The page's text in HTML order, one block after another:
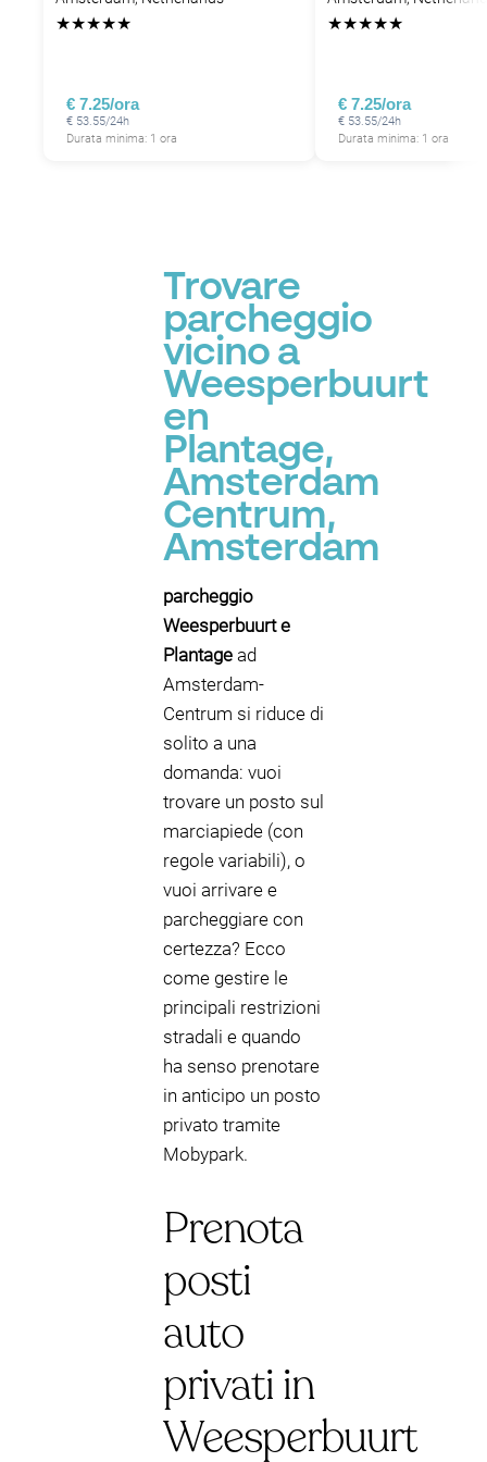
★★★★★
€ 7.25/ora
€ 53.55/24h
Durata minima: 1 ora
★★★★★
€ 7.25/ora
€ 53.55/24h
Durata minima: 1 ora
Trovare
parcheggio
vicino a
Weesperbuurt
en
Plantage,
Amsterdam
Centrum,
Amsterdam
parcheggio
Weesperbuurt e
Plantage ad
Amsterdam-
Centrum si riduce di
solito a una
domanda: vuoi
trovare un posto sul
marciapiede (con
regole variabili), o
vuoi arrivare e
parcheggiare con
certezza? Ecco
come gestire le
principali restrizioni
stradali e quando
ha senso prenotare
in anticipo un posto
privato tramite
Mobypark.
Prenota
posti
auto
privati in
Weesperbuurt